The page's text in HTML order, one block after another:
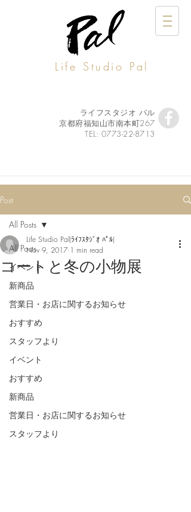
Life Studio Pal
ライフスタジオ パル
京都府福知山市南本町267
TEL: 0773-22-8713
Post
All Posts
イベント
新商品
営業日・お店に関するお知らせ
おすすめ
スタッフより
イベント
おすすめ
新商品
営業日・お店に関するお知らせ
スタッフより
All Posts
コートと冬の小物展
Life Studio Pal(ﾗｲﾌｽﾀｼﾞｵ ﾊﾟﾙ)
Nov 9, 2017 1 min read